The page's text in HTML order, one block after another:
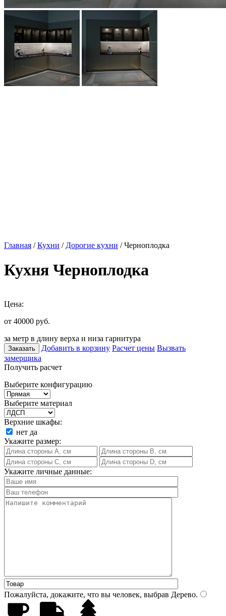
Главная /Кухни / Дорогие кухни / Черноплодка
Кухня Черноплодка
Цена:
от 40000 руб.
за метр в длину верха и низа гарнитура
Заказать Добавить в корзину Расчет цены Вызвать
замерщика
Получить расчет
Выберите конфигурацию
Выберите материал
Верхние шкафы:
нет да
Укажите размер:
Укажите личные данные:
Пожалуйста, докажите, что вы человек, выбрав Дерево.